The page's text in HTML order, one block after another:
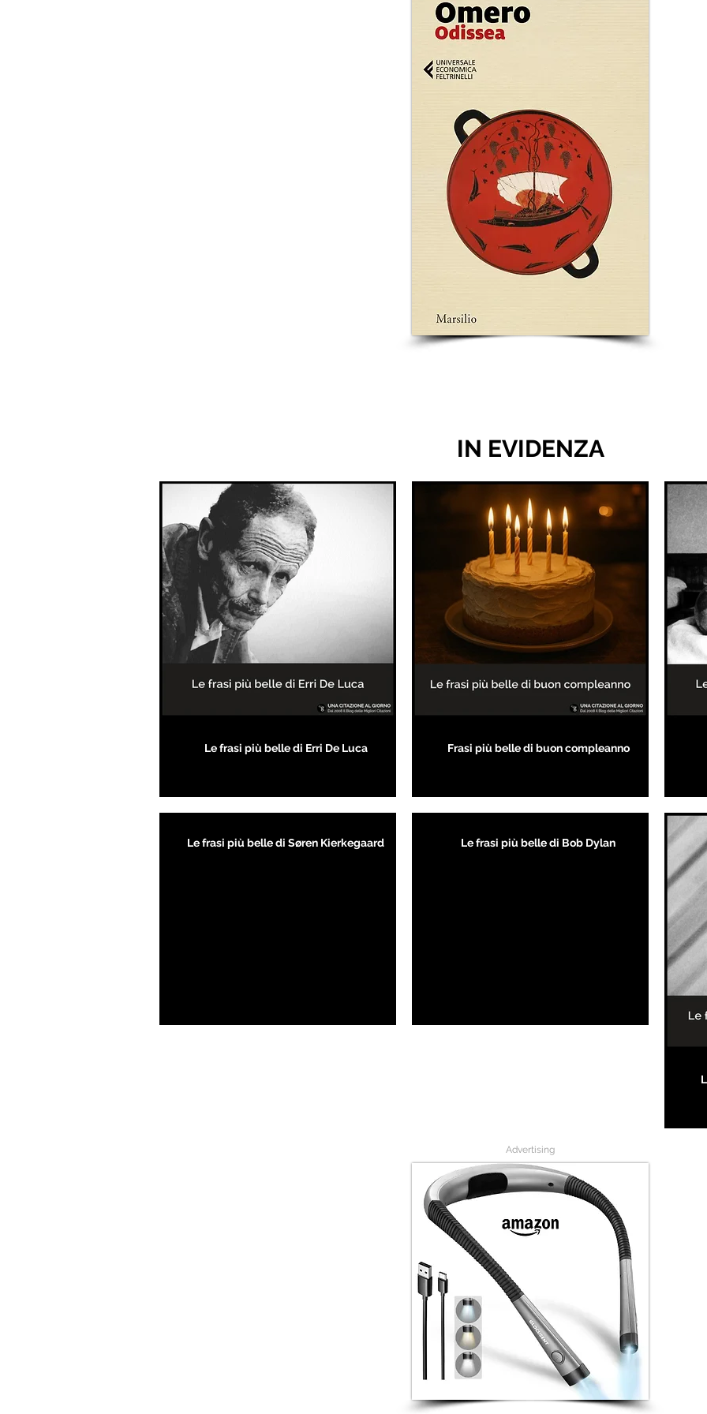
sui muri
IN EVIDENZA
Le frasi più belle di Erri De Luca Frasi più belle di buon compleanno
Le frasi più belle di Søren Kierkegaard Le frasi più belle di Bob Dylan
Advertising